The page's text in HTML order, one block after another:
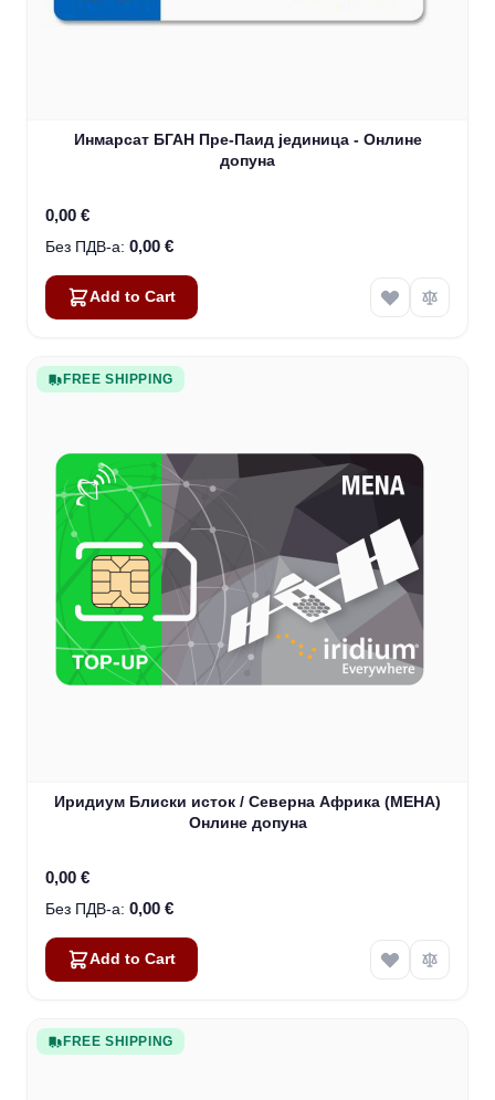
Инмарсат БГАН Пре-Паид јединица - Онлине
допуна
0,00 €
0,00 €
Add to Cart
FREE SHIPPING
Иридиум Блиски исток / Северна Африка (МЕНА)
Онлине допуна
0,00 €
0,00 €
Add to Cart
FREE SHIPPING